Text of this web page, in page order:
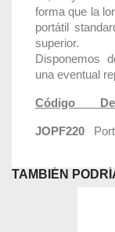
forma que la
portátil
superior.
Disponemos
una eventual
Código
JOPF220
TAMBIÉN